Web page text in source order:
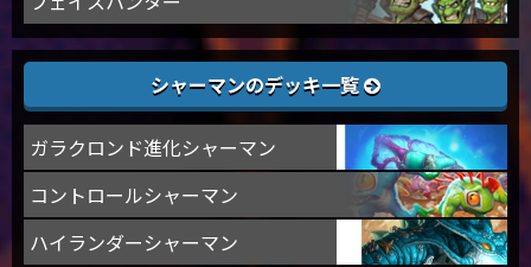
シャーマンのデッキ一覧
ガラクロンド進化シャーマン
コントロールシャーマン
ハイランダーシャーマン